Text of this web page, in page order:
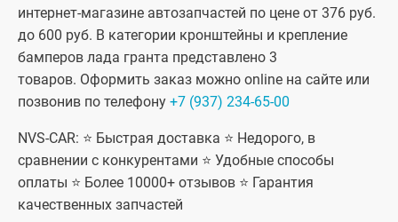
интернет-магазине автозапчастей по цене от 376 руб.
до 600 руб. В категории кронштейны и крепление
бамперов лада гранта представлено 3
товаров. Оформить заказ можно online на сайте или
позвонив по телефону +7 (937) 234-65-00
NVS-CAR: ⭐ Быстрая доставка ⭐ Недорого, в
сравнении с конкурентами ⭐ Удобные способы
оплаты ⭐ Более 10000+ отзывов ⭐ Гарантия
качественных запчастей